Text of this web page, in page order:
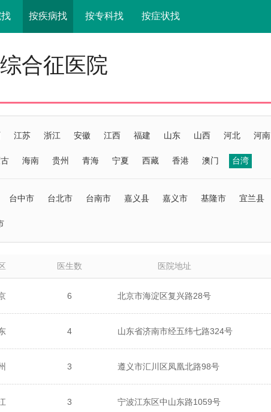
按疾病找 按专科找 按症状找
合征医院
江苏 浙江 安徽 江西 福建 山东 山西 河北 河南
海南 贵州 青海 宁夏 西藏 香港 澳门 台湾
台中市 台北市 台南市 嘉义县 嘉义市 基隆市 宜兰县
医生数 医院地址
6 北京市海淀区复兴路28号
4 山东省济南市经五纬七路324号
3 遵义市汇川区凤凰北路98号
3 宁波江东区中山东路1059号